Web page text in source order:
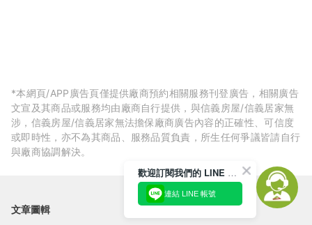
*本網頁/APP廣告頁僅提供廠商預約相關服務刊登廣告，相關廣告
文宣及其商品或服務均由廠商自行提供，與信義房屋/信義居家無
涉，信義房屋/信義居家無法擔保廠商廣告內容的正確性、可信度
或即時性，亦不為其商品、服務品質負責，所生任何爭議皆請自行
與廠商協調解決。
文章圖輯
歡迎訂閱我們的 LINE 官方帳號
連結 LINE 帳號